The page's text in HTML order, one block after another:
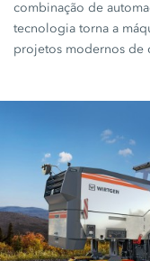
combinação de
tecnologia torna a
projetos modernos de